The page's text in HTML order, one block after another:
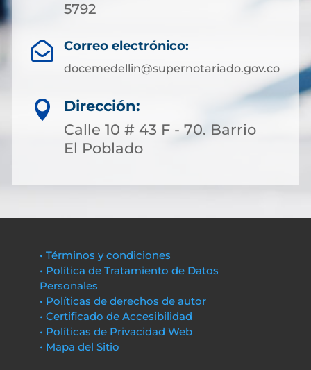
5792
 Correo electrónico:
docemedellin@supernotariado.gov.co

Dirección:
Calle 10 # 43 F - 70. Barrio
El Poblado
• Términos y condiciones
• Política de Tratamiento de Datos
Personales
• Políticas de derechos de autor
• Certificado de Accesibilidad
• Políticas de Privacidad Web
• Mapa del Sitio